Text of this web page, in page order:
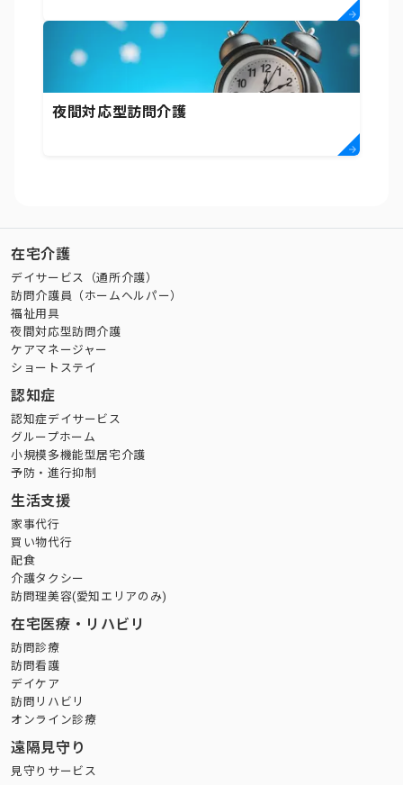
夜間対応型訪問介護
在宅介護
デイサービス（通所介護）
訪問介護員（ホームヘルパー）
福祉用具
夜間対応型訪問介護
ケアマネージャー
ショートステイ
認知症
認知症デイサービス
グループホーム
小規模多機能型居宅介護
予防・進行抑制
生活支援
家事代行
買い物代行
配食
介護タクシー
訪問理美容(愛知エリアのみ)
在宅医療・リハビリ
訪問診療
訪問看護
デイケア
訪問リハビリ
オンライン診療
遠隔見守り
見守りサービス